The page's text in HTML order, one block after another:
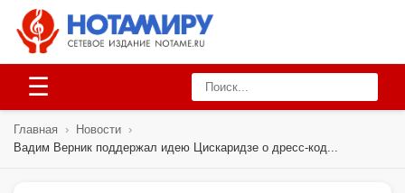
☰
Главная › Новости ›
Вадим Верник поддержал идею Цискаридзе о дресс-код...